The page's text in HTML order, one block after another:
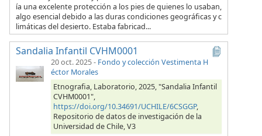
ía una excelente protección a los pies de quienes lo usaban,
algo esencial debido a las duras condiciones geográficas y c
limáticas del desierto. Estaba fabricad...
Sandalia Infantil CVHM0001
20 oct. 2025- Fondo y colección Vestimenta H
éctor Morales
Etnografia, Laboratorio, 2025, "Sandalia Infantil
CVHM0001",
https://doi.org/10.34691/UCHILE/6CSGGP,
Repositorio de datos de investigación de la
Universidad de Chile, V3